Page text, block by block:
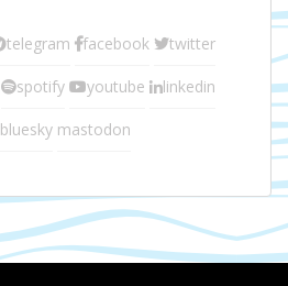
telegram facebook twitter
spotify youtube linkedin
bluesky mastodon